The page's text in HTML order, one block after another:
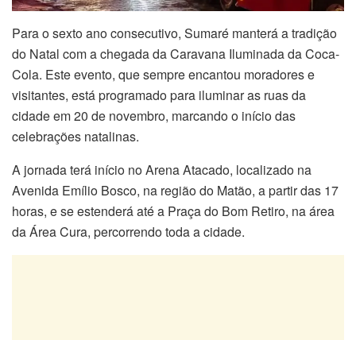
Para o sexto ano consecutivo, Sumaré manterá a tradição
do Natal com a chegada da Caravana Iluminada da Coca-
Cola. Este evento, que sempre encantou moradores e
visitantes, está programado para iluminar as ruas da
cidade em 20 de novembro, marcando o início das
celebrações natalinas.
A jornada terá início no Arena Atacado, localizado na
Avenida Emílio Bosco, na região do Matão, a partir das 17
horas, e se estenderá até a Praça do Bom Retiro, na área
da Área Cura, percorrendo toda a cidade.